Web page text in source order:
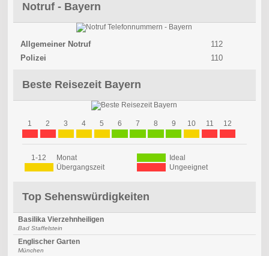
Notruf - Bayern
Allgemeiner Notruf
112
Polizei
110
Beste Reisezeit Bayern
1 2 3 4 5 6 7 8 9 10 11 12
1-12 Monat
Ideal
Übergangszeit
Ungeeignet
Top Sehenswürdigkeiten
Basilika Vierzehnheiligen
Bad Staffelstein
Englischer Garten
München